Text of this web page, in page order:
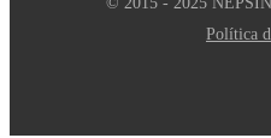
Política